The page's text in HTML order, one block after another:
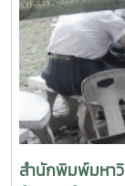
สำนักพิมพ์มหาวิ